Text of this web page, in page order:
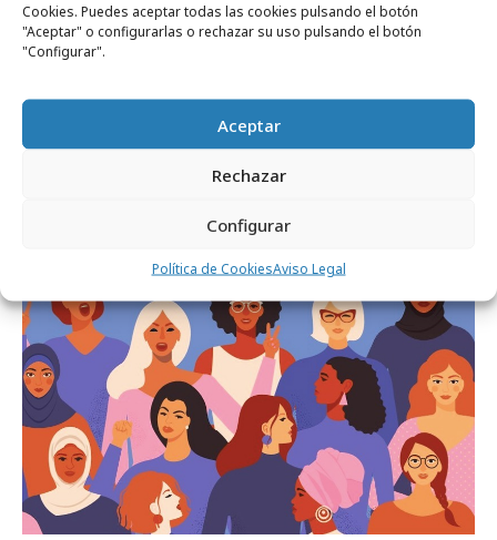
Cookies. Puedes aceptar todas las cookies pulsando el botón
"Aceptar" o configurarlas o rechazar su uso pulsando el botón
"Configurar".
Aceptar
Rechazar
Configurar
Política de CookiesAviso Legal
Meetverse 2030, evento de activación en el
metaverso y Web3